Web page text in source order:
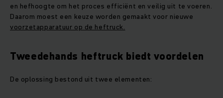
en hefhoogte om het proces efficiënt en veilig uit te voeren.
Daarom moest een keuze worden gemaakt voor nieuwe
voorzetapparatuur op de heftruck.
Tweedehands heftruck biedt voordelen
De oplossing bestond uit twee elementen: